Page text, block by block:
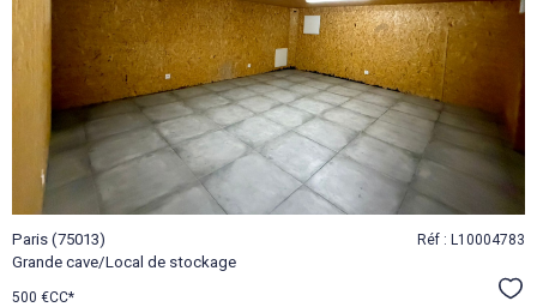
VOIR LE
BIEN
Paris (75013)
Grande cave/Local de stockage
Réf : L10004783
500 €CC*